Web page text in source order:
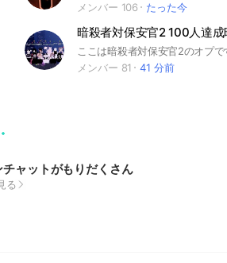
メンバー 106
たった今
メンバー 81
41 分前
ャットがもりだくさん
る